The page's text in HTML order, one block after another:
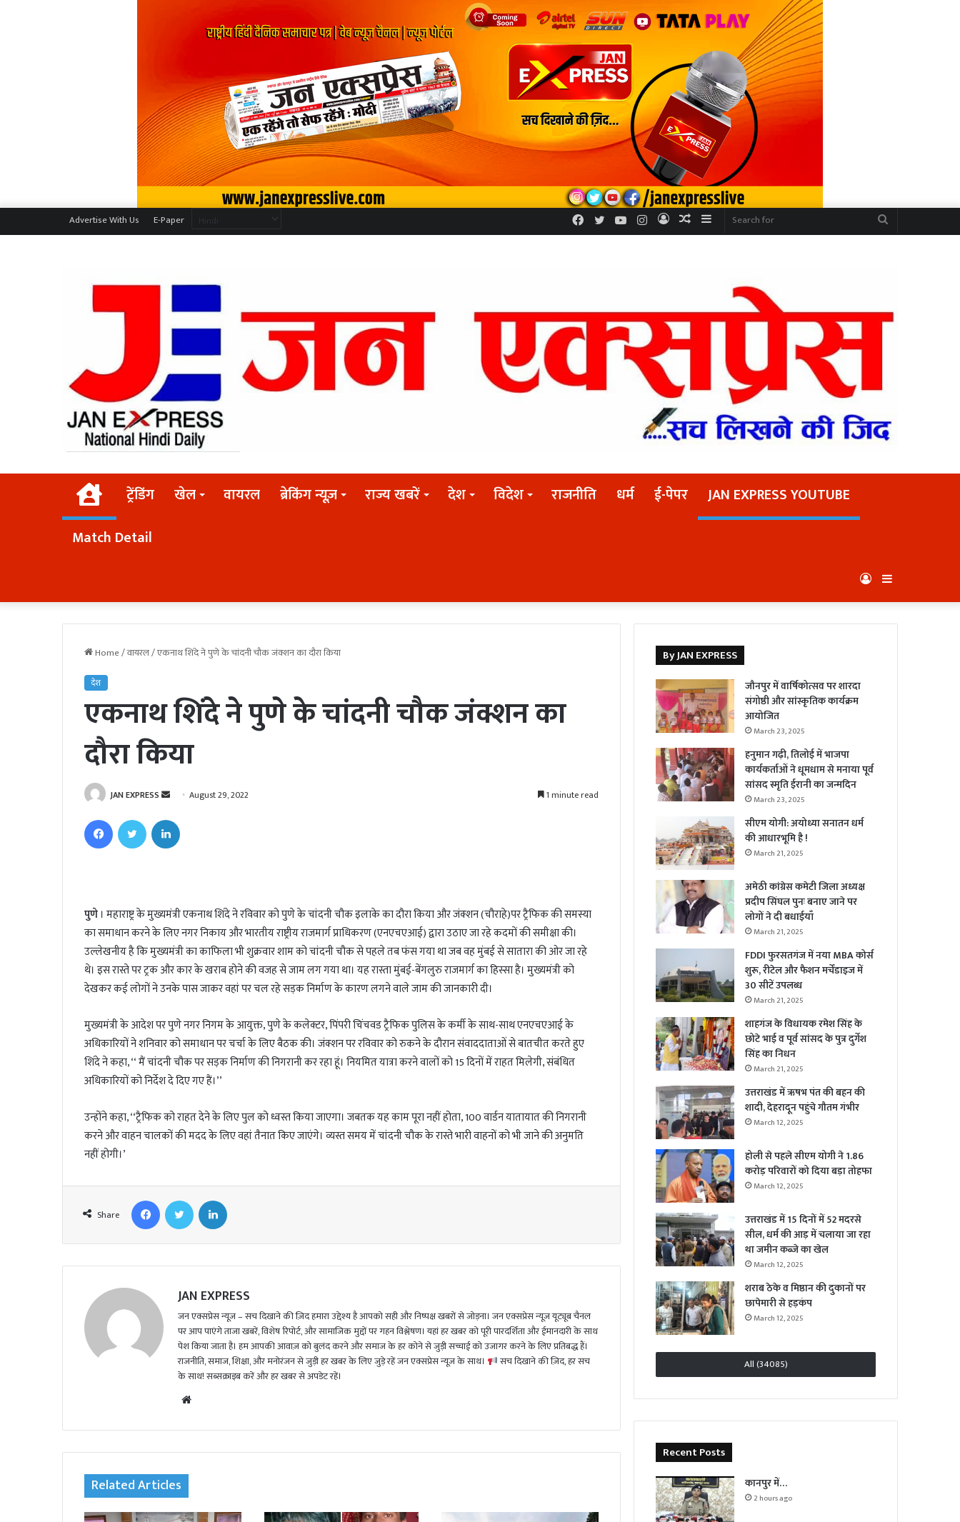
Advertise With Us E-Paper Sidebar
Random
Log
Instagram
YouTube
Twitter
Facebook
Homeट्रेंडिंग खेल वायरल ब्रेकिंग न्यूज़ राज्य खबरें देश विदेश राजनीति धर्म ई-पेपर
JAN EXPRESS YOUTUBE
Match Detail
Log
In
Home/वायरल/एकनाथ शिंदे ने पुणे के चांदनी चौक जंक्शन का दौरा किया
देश
एकनाथ शिंदे ने पुणे के चांदनी चौक जंक्शन का
दौरा किया
JAN EXPRESS
d
m
a
i
l
August 29, 2022 1 minute read
पुणे । महाराष्ट्र के मुख्यमंत्री एकनाथ शिंदे ने रविवार को पुणे के चांदनी चौक इलाके का दौरा किया और जंक्शन (चौराहे)पर ट्रैफिक की समस्या
का समाधान करने के लिए नगर निकाय और भारतीय राष्ट्रीय राजमार्ग प्राधिकरण (एनएचएआई) द्वारा उठाए जा रहे कदमों की समीक्षा की।
उल्लेखनीय है कि मुख्यमंत्री का काफिला भी शुक्रवार शाम को चांदनी चौक से पहले तब फंस गया था जब वह मुंबई से सातारा की ओर जा रहे
थे। इस रास्ते पर ट्रक और कार के खराब होने की वजह से जाम लग गया था। यह रास्ता मुंबई-बेंगलुरु राजमार्ग का हिस्सा है। मुख्यमंत्री को
देखकर कई लोगों ने उनके पास जाकर वहां पर चल रहे सड़क निर्माण के कारण लगने वाले जाम की जानकारी दी।
मुख्यमंत्री के आदेश पर पुणे नगर निगम के आयुक्त, पुणे के कलेक्टर, पिंपरी चिंचवड ट्रैफिक पुलिस के कर्मी के साथ-साथ एनएचएआई के
अधिकारियों ने शनिवार को समाधान पर चर्चा के लिए बैठक की। जंक्शन पर रविवार को रुकने के दौरान संवाददाताओं से बातचीत करते हुए
शिंदे ने कहा, ‘‘ मैं चांदनी चौक पर सड़क निर्माण की निगरानी कर रहा हूं। नियमित यात्रा करने वालों को 15 दिनों में राहत मिलेगी, संबंधित
अधिकारियों को निर्देश दे दिए गए हैं।’’
उन्होंने कहा, ‘‘ट्रैफिक को राहत देने के लिए पुल को ध्वस्त किया जाएगा। जबतक यह काम पूरा नहीं होता, 100 वार्डन यातायात की निगरानी
करने और वाहन चालकों की मदद के लिए वहां तैनात किए जाएंगे। व्यस्त समय में चांदनी चौक के रास्ते भारी वाहनों को भी जाने की अनुमति
नहीं होगी।’
Share
JAN EXPRESS
जन एक्सप्रेस न्यूज़ – सच दिखाने की ज़िद हमारा उद्देश्य है आपको सही और निष्पक्ष खबरों से जोड़ना। जन एक्सप्रेस न्यूज़ यूट्यूब चैनल
पर आप पाएंगे ताजा खबरें, विशेष रिपोर्ट, और सामाजिक मुद्दों पर गहन विश्लेषण। यहां हर खबर को पूरी पारदर्शिता और ईमानदारी के साथ
पेश किया जाता है। हम आपकी आवाज़ को बुलंद करने और समाज के हर कोने से जुड़ी सच्चाई को उजागर करने के लिए प्रतिबद्ध हैं।
राजनीति, समाज, शिक्षा, और मनोरंजन से जुड़ी हर खबर के लिए जुड़े रहें जन एक्सप्रेस न्यूज़ के साथ।
सच दिखाने की ज़िद, हर सच
के साथ! सब्सक्राइब करें और हर खबर से अपडेट रहें।
te
Related Articles
By JAN EXPRESS
जौनपुर में वार्षिकोत्सव पर शारदा
संगोष्ठी और सांस्कृतिक कार्यक्रम
आयोजित
March 23, 2025
हनुमान गढ़ी, तिलोई में भाजपा
कार्यकर्ताओं ने धूमधाम से मनाया पूर्व
सांसद स्मृति ईरानी का जन्मदिन
March 23, 2025
सीएम योगी: अयोध्या सनातन धर्म
की आधारभूमि है !
March 21, 2025
अमेठी कांग्रेस कमेटी जिला अध्यक्ष
प्रदीप सिंघल पुनः बनाए जाने पर
लोगों ने दी बधाईयाँ
March 21, 2025
FDDI फुरसतगंज में नया MBA कोर्स
शुरू, रीटेल और फैशन मर्चेंडाइज में
30 सीटें उपलब्ध
March 21, 2025
शाहगंज के विधायक रमेश सिंह के
छोटे भाई व पूर्व सांसद के पुत्र दुर्गेश
सिंह का निधन
March 21, 2025
उत्तराखंड में ऋषभ पंत की बहन की
शादी, देहरादून पहुंचे गौतम गंभीर
March 12, 2025
होली से पहले सीएम योगी ने 1.86
करोड़ परिवारों को दिया बड़ा तोहफा
March 12, 2025
उत्तराखंड में 15 दिनों में 52 मदरसे
सील, धर्म की आड़ में चलाया जा रहा
था जमीन कब्जे का खेल
March 12, 2025
शराब ठेके व मिष्ठान की दुकानों पर
छापेमारी से हड़कंप
March 12, 2025
All (34085)
Recent Posts
कानपुर में…
2 hours ago